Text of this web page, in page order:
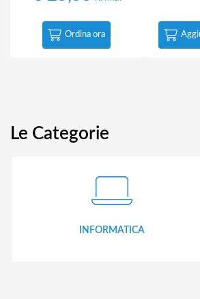
Ordina ora
Le Categorie
INFORMATICA